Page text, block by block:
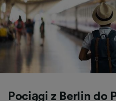
Pociągi z Berlin do
We and our partners
Use precise
device characteristics
and/or access
Personalised
advertising and content
audience research and
List of Partners